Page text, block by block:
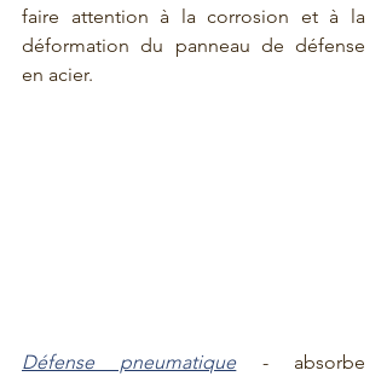
faire attention à la corrosion et à la
déformation du panneau de défense
en acier.
Défense pneumatique - absorbe